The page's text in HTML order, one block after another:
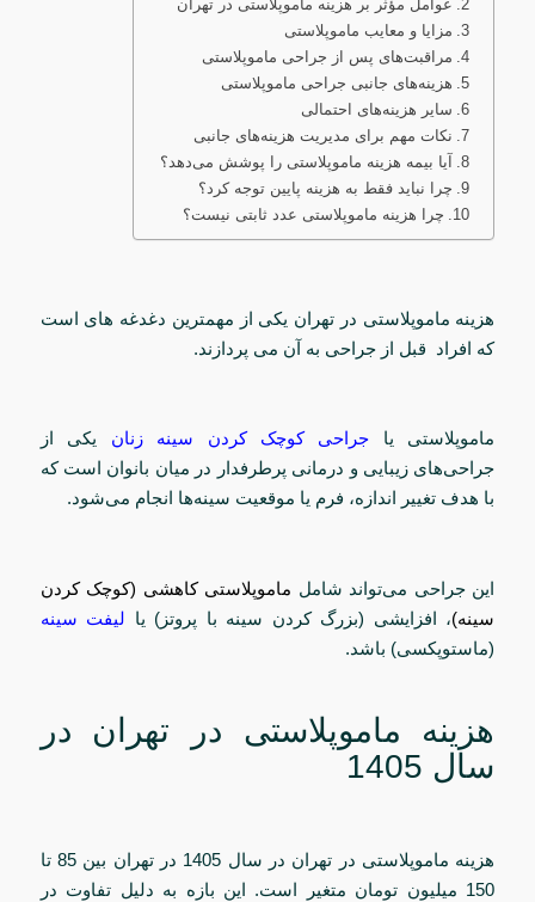
عوامل مؤثر بر هزینه ماموپلاستی در تهران
مزایا و معایب ماموپلاستی
مراقبت‌های پس از جراحی ماموپلاستی
هزینه‌های جانبی جراحی ماموپلاستی
سایر هزینه‌های احتمالی
نکات مهم برای مدیریت هزینه‌های جانبی
آیا بیمه هزینه ماموپلاستی را پوشش می‌دهد؟
چرا نباید فقط به هزینه پایین توجه کرد؟
چرا هزینه ماموپلاستی عدد ثابتی نیست؟
هزینه ماموپلاستی در تهران یکی از مهمترین دغدغه های است
که افراد قبل از جراحی به آن می پردازند.
ماموپلاستی یا جراحی کوچک کردن سینه زنان
یکی از
جراحی‌های زیبایی و درمانی پرطرفدار در میان بانوان است که
با هدف تغییر اندازه، فرم یا موقعیت سینه‌ها انجام می‌شود.
این جراحی می‌تواند شامل ماموپلاستی کاهشی (کوچک کردن
سینه)، افزایشی (بزرگ کردن سینه با پروتز) یا لیفت سینه
(ماستوپکسی) باشد.
هزینه ماموپلاستی در تهران در
سال 1405
هزینه ماموپلاستی در تهران در سال 1405 در تهران بین 85 تا
150 میلیون تومان متغیر است. این بازه به دلیل تفاوت در